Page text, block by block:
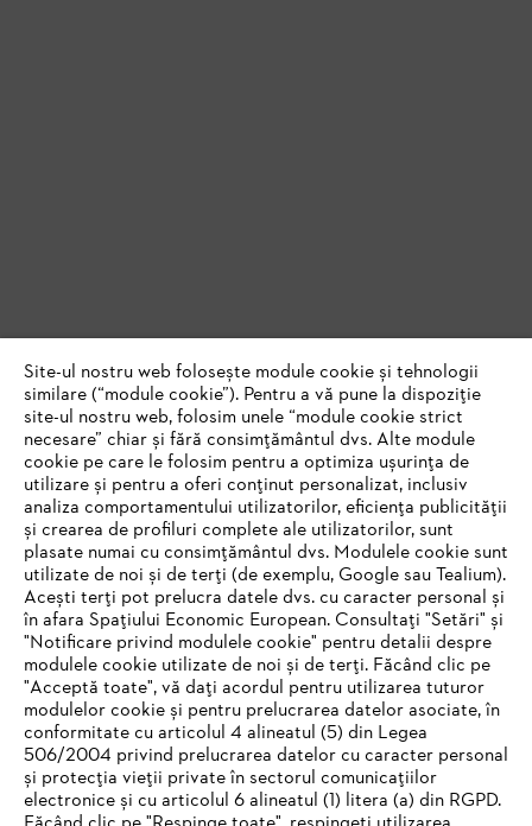
Site-ul nostru web folosește module cookie și tehnologii
similare (“module cookie”). Pentru a vă pune la dispoziție
site-ul nostru web, folosim unele “module cookie strict
necesare” chiar și fără consimțământul dvs. Alte module
cookie pe care le folosim pentru a optimiza ușurința de
utilizare și pentru a oferi conținut personalizat, inclusiv
analiza comportamentului utilizatorilor, eficiența publicității
și crearea de profiluri complete ale utilizatorilor, sunt
plasate numai cu consimțământul dvs. Modulele cookie sunt
utilizate de noi și de terți (de exemplu, Google sau Tealium).
Acești terți pot prelucra datele dvs. cu caracter personal și
în afara Spațiului Economic European. Consultați "Setări" și
"Notificare privind modulele cookie" pentru detalii despre
modulele cookie utilizate de noi și de terți. Făcând clic pe
"Acceptă toate", vă dați acordul pentru utilizarea tuturor
modulelor cookie și pentru prelucrarea datelor asociate, în
conformitate cu articolul 4 alineatul (5) din Legea
506/2004 privind prelucrarea datelor cu caracter personal
și protecția vieții private în sectorul comunicațiilor
electronice și cu articolul 6 alineatul (1) litera (a) din RGPD.